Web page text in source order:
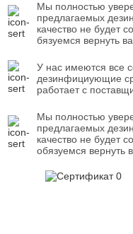
Мы полностью
предлагаемых
качество не будет
бязуемся вернуть
У нас имеются все
дезинфициующие
работает с
Мы полностью
предлагаемых
качество не будет
обязуемся вернуть